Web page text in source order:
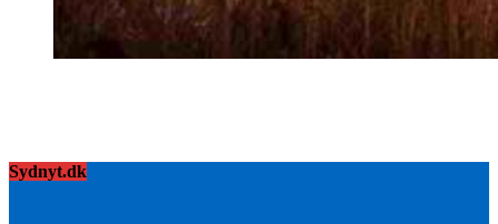
Sydnyt.dk